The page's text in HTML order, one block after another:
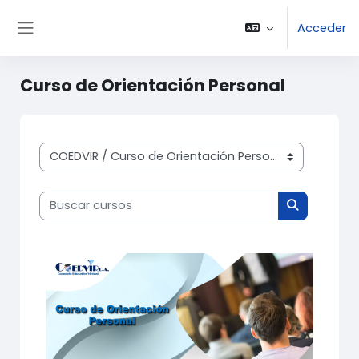
Acceder
Curso de Orientación Personal
Categorías
Buscar cursos
Buscar